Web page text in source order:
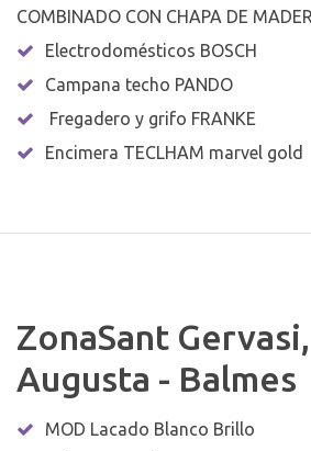
COMBINADO CON CHAPA DE
Electrodomésticos BOSCH
Campana techo PANDO
Fregadero y grifo FRANKE
Encimera TECLHAM marvel gold
ZonaSant
Augusta - Balmes
MOD Lacado Blanco Brillo